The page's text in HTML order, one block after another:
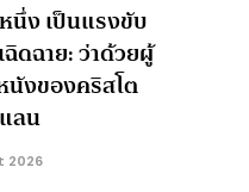
นึ่ง เป็นแรงขับ
ฉิดฉาย: ว่าด้วยผู้
งของคริสโต
ลน
2026